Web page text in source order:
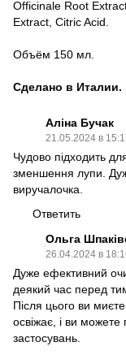
Officinale Root
Extract, Citric Acid.
Объём 150 мл.
Сделано в Италии.
Аліна Бучак
21.05.2024 в
Чудово підходить
зменшення лупи.
виручалочка.
Ответить
Ольга
26.04.2024 в
Дуже ефективний
деякий час перед
Після цього ви
освіжає, і ви можете
застосувань.